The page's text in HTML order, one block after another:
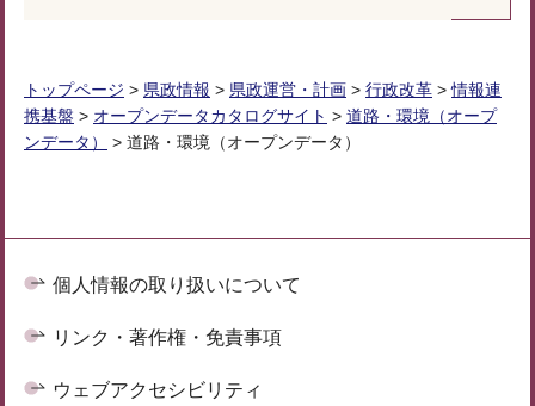
トップページ > 県政情報 > 県政運営・計画 > 行政改革 >情報連
携基盤 > オープンデータカタログサイト > 道路・環境（オープ
ンデータ）
> 道路・環境（オープンデータ）
個人情報の取り扱いについて
リンク・著作権・免責事項
ウェブアクセシビリティ